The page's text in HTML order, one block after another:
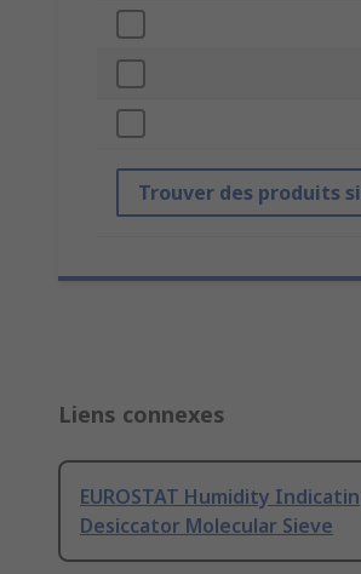
Trouver des produits
Liens connexes
EUROSTAT Humidity
Desiccator Molecular Sieve